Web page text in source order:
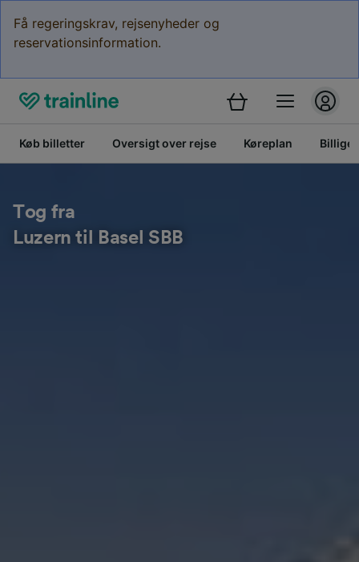
Få regeringskrav, rejsenyheder og
reservationsinformation.
Køb billetter Oversigt over rejse Køreplan Billige
Tog fra
Luzern til Basel SBB